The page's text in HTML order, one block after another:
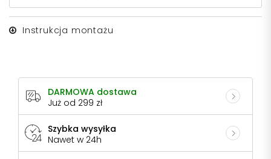
Instrukcja montażu
DARMOWA dostawa
Już od 299 zł
Szybka wysyłka
Nawet w 24h